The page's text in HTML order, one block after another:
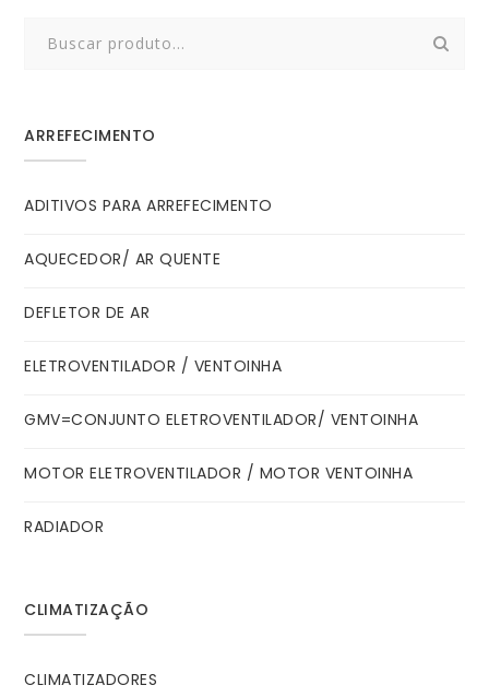
ARREFECIMENTO
ADITIVOS PARA ARREFECIMENTO
AQUECEDOR/ AR QUENTE
DEFLETOR DE AR
ELETROVENTILADOR / VENTOINHA
GMV=CONJUNTO ELETROVENTILADOR/ VENTOINHA
MOTOR ELETROVENTILADOR / MOTOR VENTOINHA
RADIADOR
CLIMATIZAÇÃO
CLIMATIZADORES